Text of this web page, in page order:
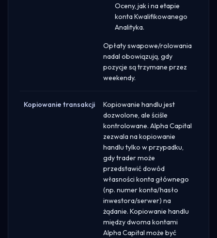
Oceny, jak i na etapie
konta Kwalifikowanego
Analityka.
Opłaty swapowe/rolowania
nadal obowiązują, gdy
pozycje są trzymane przez
weekendy.
Kopiowanie transakcji
Kopiowanie handlu jest
dozwolone, ale ściśle
kontrolowane. Alpha Capital
zezwala na kopiowanie
handlu tylko w przypadku,
gdy trader może
przedstawić dowód
własności konta głównego
(np. numer konta/hasło
inwestora/serwer) na
żądanie. Kopiowanie handlu
między dwoma kontami
Alpha Capital może być